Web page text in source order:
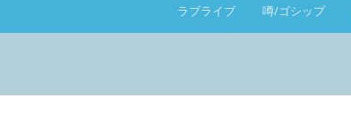
ラブライブ 噂/ゴシップ